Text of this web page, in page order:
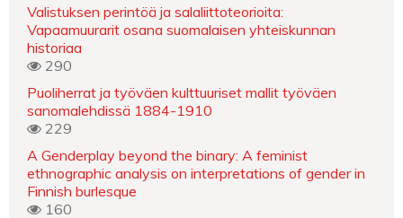
Valistuksen perintöä ja salaliittoteorioita:
Vapaamuurarit osana suomalaisen yhteiskunnan
historiaa
290
Puoliherrat ja työväen kulttuuriset mallit työväen
sanomalehdissä 1884-1910
229
A Genderplay beyond the binary: A feminist
ethnographic analysis on interpretations of gender in
Finnish burlesque
160